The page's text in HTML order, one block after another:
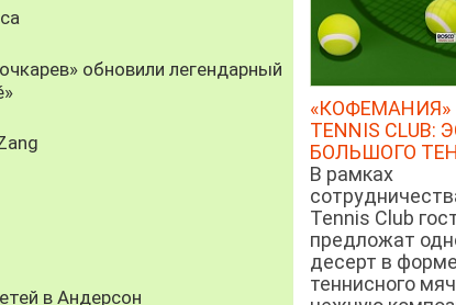
обновили легендарный
в Андерсон
«КОФЕМАНИЯ»
TENNIS CLUB:
БОЛЬШОГО
В рамках
Tennis Club
предложат
десерт в форме
теннисного